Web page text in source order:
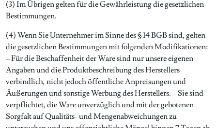
(3) Im Übrigen gelten für die Gewährleistung die gesetzlichen
Bestimmungen.
(4) Wenn Sie Unternehmer im Sinne des § 14 BGB sind, gelten
die gesetzlichen Bestimmungen mit folgenden Modifikationen:
– Für die Beschaffenheit der Ware sind nur unsere eigenen
Angaben und die Produktbeschreibung des Herstellers
verbindlich, nicht jedoch öffentliche Anpreisungen und
Äußerungen und sonstige Werbung des Herstellers. – Sie sind
verpflichtet, die Ware unverzüglich und mit der gebotenen
Sorgfalt auf Qualitäts- und Mengenabweichungen zu